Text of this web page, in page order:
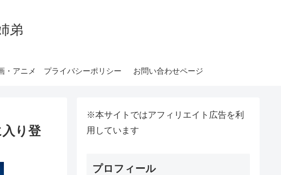
弟
・アニメ プライバシーポリシー お問い合わせページ
り登
※本サイトではアフィリエイト広告を利
用しています
プロフィール